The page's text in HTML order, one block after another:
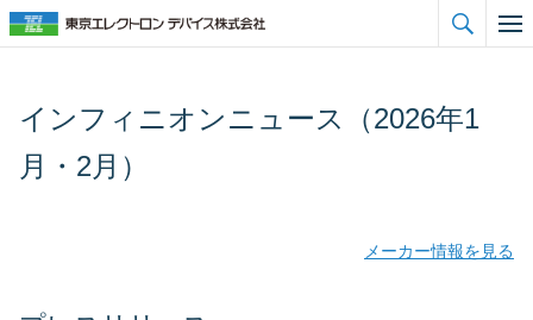

インフィニオンニュース（2026年1
月・2月）
メーカー情報を見る